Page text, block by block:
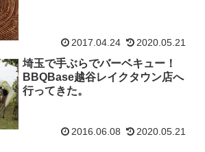
2017.04.24 2020.05.21
埼玉で手ぶらでバーベキュー！
BBQBase越谷レイクタウン店へ
行ってきた。
2016.06.08 2020.05.21